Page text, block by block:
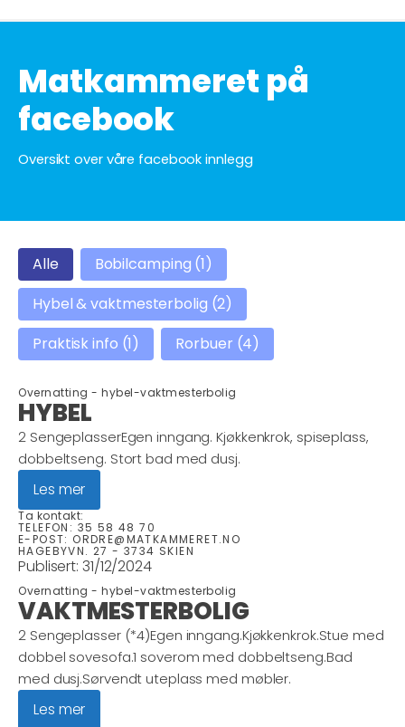
Matkammeret på
facebook
Oversikt over våre facebook innlegg
overnatting
Alle Bobilcamping (1)
Hybel & vaktmesterbolig (2)
Praktisk info (1) Rorbuer (4)
Overnatting - hybel-vaktmesterbolig
HYBEL
2 SengeplasserEgen inngang. Kjøkkenkrok, spiseplass,
dobbeltseng. Stort bad med dusj.
Les mer
Ta kontakt:
TELEFON: 35 58 48 70
E-POST: ORDRE@MATKAMMERET.NO
HAGEBYVN. 27 - 3734 SKIEN
Publisert: 31/12/2024
Overnatting - hybel-vaktmesterbolig
VAKTMESTERBOLIG
2 Sengeplasser (*4)Egen inngang.Kjøkkenkrok.Stue med
dobbel sovesofa.1 soverom med dobbeltseng.Bad
med dusj.Sørvendt uteplass med møbler.
Les mer